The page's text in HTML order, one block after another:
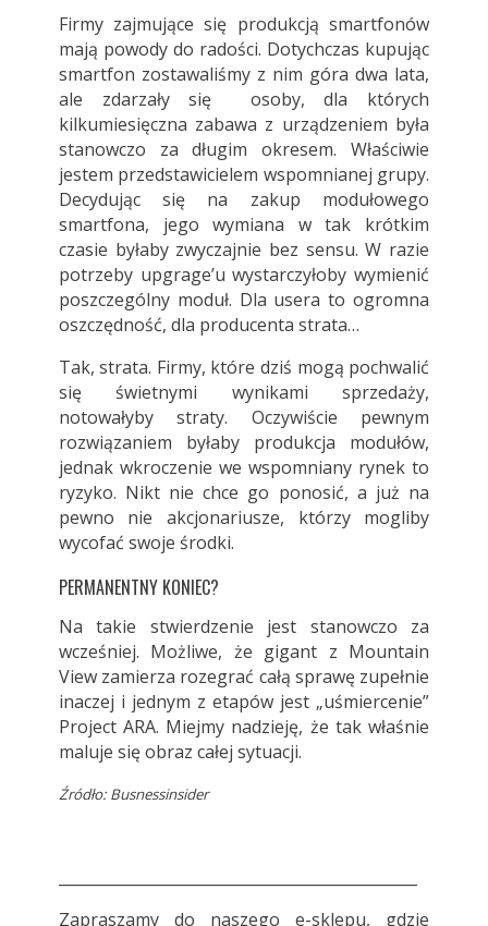
Firmy zajmujące się produkcją smartfonów
mają powody do radości. Dotychczas kupując
smartfon zostawaliśmy z nim góra dwa lata,
ale zdarzały się osoby, dla których
kilkumiesięczna zabawa z urządzeniem była
stanowczo za długim okresem. Właściwie
jestem przedstawicielem wspomnianej grupy.
Decydując się na zakup modułowego
smartfona, jego wymiana w tak krótkim
czasie byłaby zwyczajnie bez sensu. W razie
potrzeby upgrage’u wystarczyłoby wymienić
poszczególny moduł. Dla usera to ogromna
oszczędność, dla producenta strata…
Tak, strata. Firmy, które dziś mogą pochwalić
się świetnymi wynikami sprzedaży,
notowałyby straty. Oczywiście pewnym
rozwiązaniem byłaby produkcja modułów,
jednak wkroczenie we wspomniany rynek to
ryzyko. Nikt nie chce go ponosić, a już na
pewno nie akcjonariusze, którzy mogliby
wycofać swoje środki.
PERMANENTNY KONIEC?
Na takie stwierdzenie jest stanowczo za
wcześniej. Możliwe, że gigant z Mountain
View zamierza rozegrać całą sprawę zupełnie
inaczej i jednym z etapów jest „uśmiercenie”
Project ARA. Miejmy nadzieję, że tak właśnie
maluje się obraz całej sytuacji.
Źródło: Busnessinsider
Zapraszamy do naszego e-sklepu, gdzie